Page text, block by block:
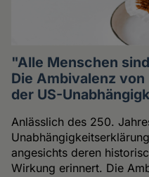
"Alle Menschen
Die Ambivalenz
der US-
Anlässlich des 250.
angesichts deren
Wirkung erinnert. Die